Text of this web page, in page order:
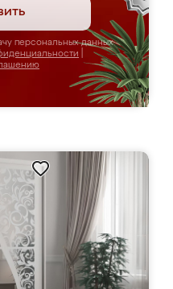
персональных данных